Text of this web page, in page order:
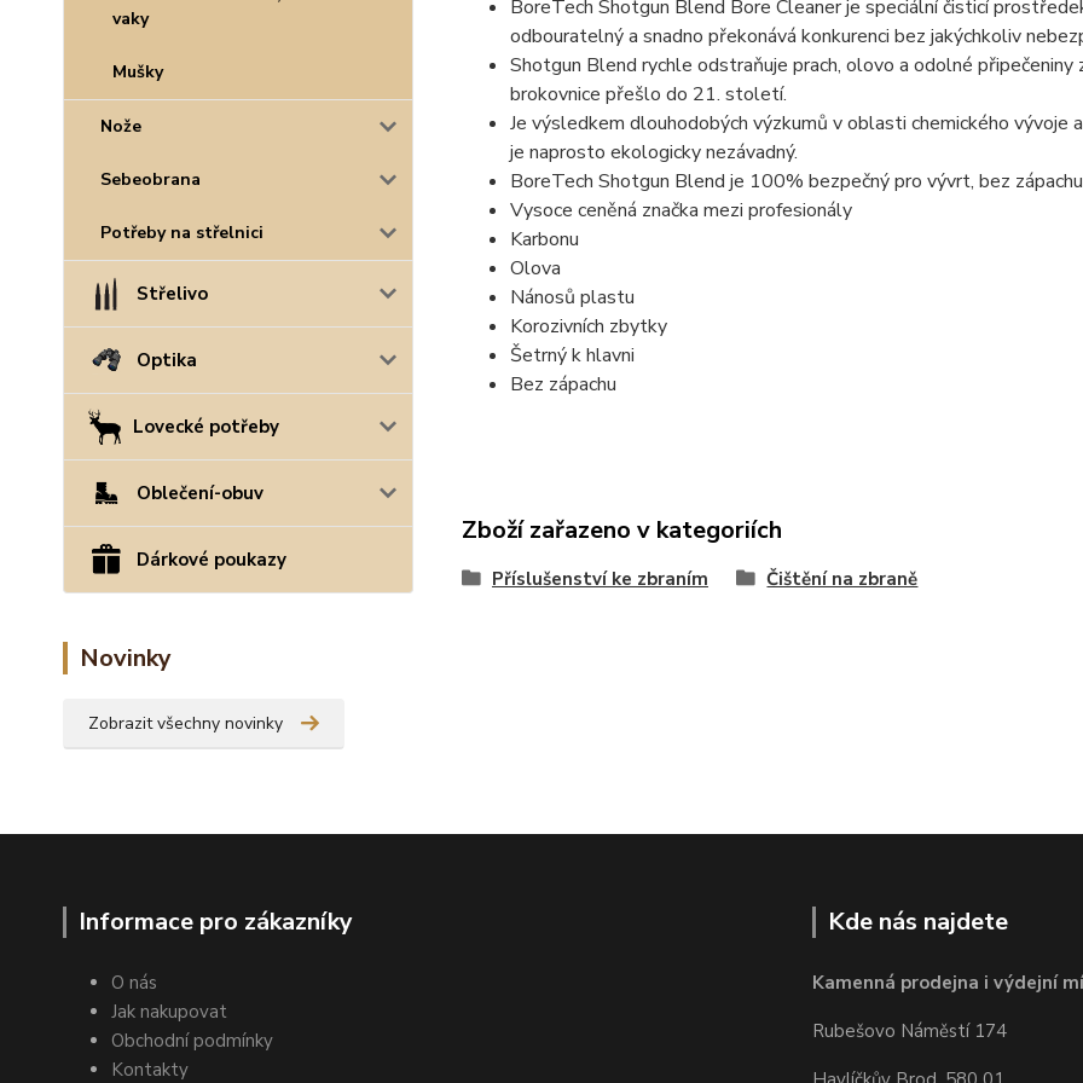
vaky
Mušky
Nože
Sebeobrana
Potřeby na střelnici
Střelivo
Optika
Lovecké potřeby
Oblečení-obuv
Dárkové poukazy
Novinky
Zobrazit všechny novinky
BoreTech Shotgun Blend Bore Cleaner je speciální čisticí
odbouratelný a snadno překonává konkurenci bez jakýchkoliv
Shotgun Blend rychle odstraňuje prach, olovo a odolné
brokovnice přešlo do 21. století.
Je výsledkem dlouhodobých výzkumů v oblasti chemického vývoje
je naprosto ekologicky nezávadný.
BoreTech Shotgun Blend je 100% bezpečný pro vývrt, bez
Vysoce ceněná značka mezi profesionály
Karbonu
Olova
Nánosů plastu
Korozivních zbytky
Šetrný k hlavni
Bez zápachu
Zboží zařazeno v kategoriích
Příslušenství ke zbraním Čištění na zbraně
Informace pro zákazníky
O nás
Jak nakupovat
Obchodní podmínky
Kontakty
Kde nás najdete
Kamenná prodejna i výdejní
Rubešovo Náměstí 174